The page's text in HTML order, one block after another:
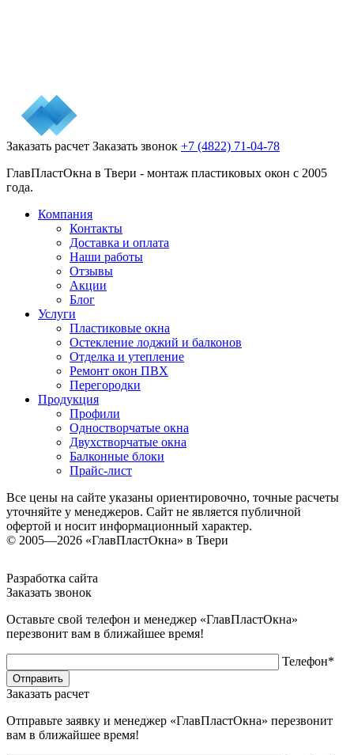
Заказать расчет Заказать звонок +7 (4822) 71-04-78
ГлавПластОкна в Твери - монтаж пластиковых окон с 2005
года.
Компания
Контакты
Доставка и оплата
Наши работы
Отзывы
Акции
Блог
Услуги
Пластиковые окна
Остекление лоджий и балконов
Отделка и утепление
Ремонт окон ПВХ
Перегородки
Продукция
Профили
Одностворчатые окна
Двухстворчатые окна
Балконные блоки
Прайс-лист
Все цены на сайте указаны ориентировочно, точные расчеты
уточняйте у менеджеров. Сайт не является публичной
офертой и носит информационный характер.
© 2005—2026 «ГлавПластОкна» в Твери
Разработка сайта
Заказать звонок
Оставьте свой телефон и менеджер «ГлавПластОкна»
перезвонит вам в ближайшее время!
Телефон*
Заказать расчет
Отправьте заявку и менеджер «ГлавПластОкна» перезвонит
вам в ближайшее время!